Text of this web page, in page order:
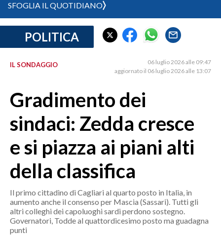
CRONACA SARDEGNA
PROVINCIA DI CAGLIARI
MEDIO CAMPIDANO
SASSARI E PROVINCIA
GALLURA
NUORO E PROVINCIA
OGLIASTRA
CRONACA
ITALIA
SFOGLIA IL QUOTIDIANO
POLITICA
IL SONDAGGIO
06 luglio 2026 alle 09:47
aggiornato il 06 luglio 2026 alle 13:07
Gradimento dei
sindaci: Zedda cresce
e si piazza ai piani alti
della classifica
Il primo cittadino di Cagliari al quarto posto in Italia, in
aumento anche il consenso per Mascia (Sassari). Tutti gli
altri colleghi dei capoluoghi sardi perdono sostegno.
Governatori, Todde al quattordicesimo posto ma guadagna
punti